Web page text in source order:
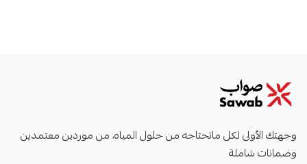
وجهتك الأولى لكل ماتحتاجه من حلول المياه، من موردين معتمدين
وضمانات شاملة